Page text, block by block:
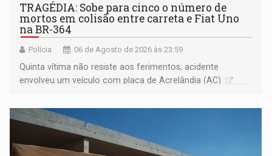
TRAGÉDIA: Sobe para cinco o número de
mortos em colisão entre carreta e Fiat Uno
na BR-364
Polícia 06 de Agosto de 2026 às 23:59
Quinta vítima não resiste aos ferimentos; acidente
envolveu um veículo com placa de Acrelândia (AC)